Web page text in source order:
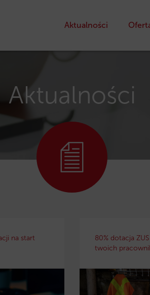
Aktualności
Aktualności
na start
80% dotacja
twoich